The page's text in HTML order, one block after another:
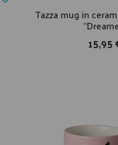
Tazza mug in
15,95